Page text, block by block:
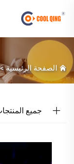
الصفحة الرئيسية
جميع